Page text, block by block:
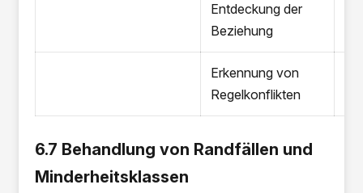
Entdeckung der
Beziehung
Erkennung von
Regelkonflikten
6.7 Behandlung von Randfällen und
Minderheitsklassen